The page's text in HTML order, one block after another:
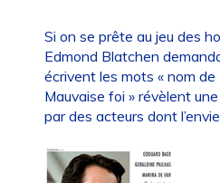
Si on se prête au jeu des
Edmond Blatchen
écrivent les mots « nom de
Mauvaise foi » révèlent
par des acteurs dont